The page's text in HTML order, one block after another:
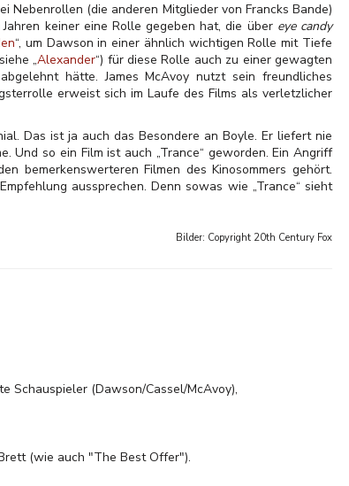
Nebenrollen (die anderen Mitglieder von Francks Bande)
keiner eine Rolle gegeben hat, die über eye candy
“, um Dawson in einer ähnlich wichtigen Rolle mit Tiefe
„Alexander“) für diese Rolle auch zu einer gewagten
hätte. James McAvoy nutzt sein freundliches
erweist sich im Laufe des Films als verletzlicher
Das ist ja auch das Besondere an Boyle. Er liefert nie
Und so ein Film ist auch „Trance“ geworden. Ein Angriff
bemerkenswerteren Filmen des Kinosommers gehört.
aussprechen. Denn sowas wie „Trance“ sieht
Bilder: Copyright 20th Century Fox
Schauspieler (Dawson/Cassel/McAvoy),
(wie auch "The Best Offer").